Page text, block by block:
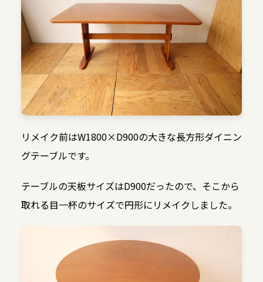
リメイク前はW1800×D900の大きな長方形ダイニン
グテーブルです。
テーブルの天板サイズはD900だったので、そこから
取れる目一杯のサイズで円形にリメイクしました。